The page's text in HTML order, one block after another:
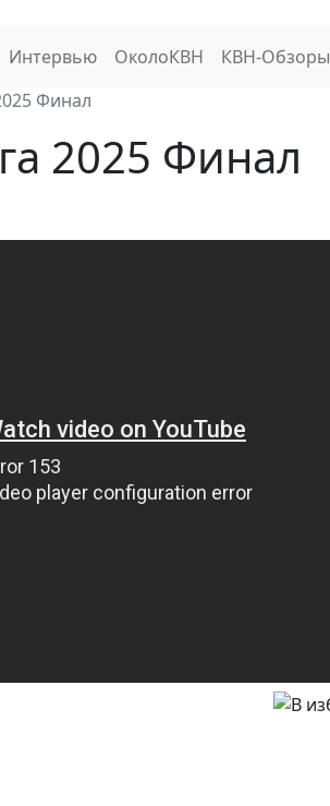
Интервью ОколоКВН КВН-Обзоры
Финал
2025 Финал